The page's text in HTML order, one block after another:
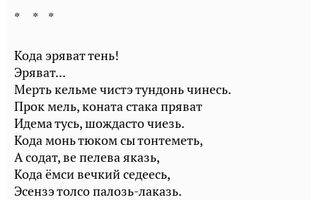
* * *
Кода эряват тень!
Эряват...
Мерть кельме чистэ тундонь чинесь.
Прок мель, коната стака пряват
Идема тусь, шождасто чиезь.
Кода монь тюком сы тонтеметь,
А содат, ве пелева яказь,
Кода ёмси вечкий седеесь,
Эсензэ толсо палозь-лаказь.